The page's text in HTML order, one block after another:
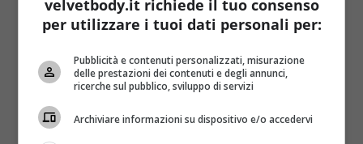
l’organismo si consiglia di bere un bicchiere di succo
di zucca la mattina a digiuno) esedative: per questo
motivo, bere una centrifuga di polpa di zucca è utile
in caso di ulcera e di acidità gastrica ed è utile anche
in caso di insonnia. Le nostre nonne usavano la
zucca come rimedio naturale per
eliminare i
parassiti intestinali
. Studi recenti hanno infine
velvetbody.it richiede il tuo consenso
per utilizzare i tuoi dati personali per:
Pubblicità e contenuti personalizzati, misurazione
delle prestazioni dei contenuti e degli annunci,
ricerche sul pubblico, sviluppo di servizi
Archiviare informazioni su dispositivo e/o accedervi